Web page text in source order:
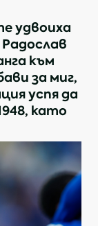
удвоиха
към
за миг,
успя да
като